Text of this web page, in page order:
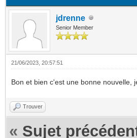
jdrenne
Senior Member
21/06/2023, 20:57:51
Bon et bien c'est une bonne nouvelle,
Trouver
« Sujet